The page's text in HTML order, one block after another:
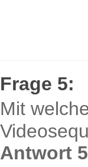
Frage 5:
Mit
Antwort